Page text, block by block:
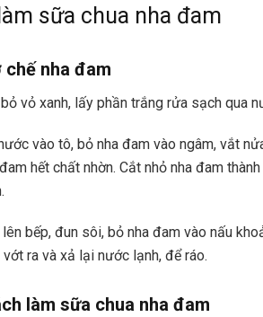
sữa chua nha đam
chế nha đam
vỏ xanh, lấy phần trắng rửa sạch qua
vào tô, bỏ nha đam vào ngâm, vắt
hết chất nhờn. Cắt nhỏ nha đam
bếp, đun sôi, bỏ nha đam vào nấu
ra và xả lại nước lạnh, để ráo.
làm sữa chua nha đam